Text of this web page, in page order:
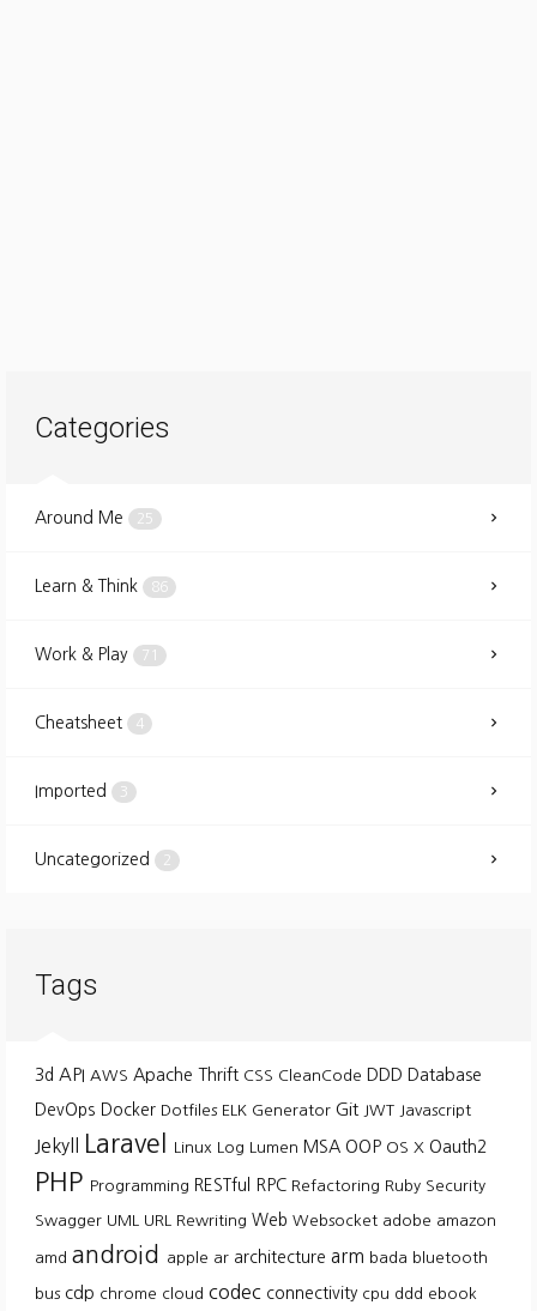
Categories
Around Me 25
Learn & Think 86
Work & Play 71
Cheatsheet 4
Imported 3
Uncategorized 2
Tags
3d API AWS Apache Thrift CSS CleanCode DDD Database
DevOps Docker Dotfiles ELK Generator Git JWT Javascript
Jekyll Laravel Linux Log Lumen MSA OOP OS X Oauth2
PHP Programming RESTful RPC Refactoring Ruby Security
Swagger UML URL Rewriting Web Websocket adobe amazon
amd android apple ar architecture arm bada bluetooth
bus cdp chrome cloud codec connectivity cpu ddd ebook